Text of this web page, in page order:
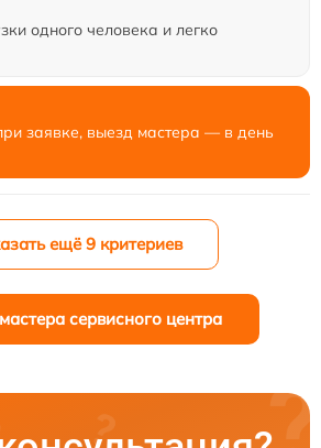
одного человека и легко
заявке, выезд мастера — в день
ещё 9 критериев
сервисного центра